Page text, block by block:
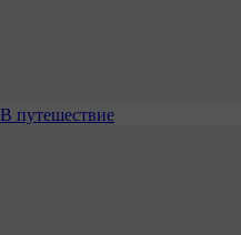
В путешествие